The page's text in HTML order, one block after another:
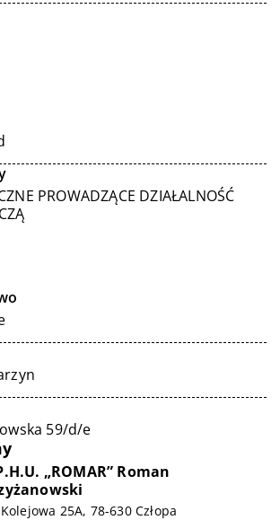
PROWADZĄCE DZIAŁALNOŚĆ
59/d/e
„ROMAR” Roman
25A, 78-630 Człopa